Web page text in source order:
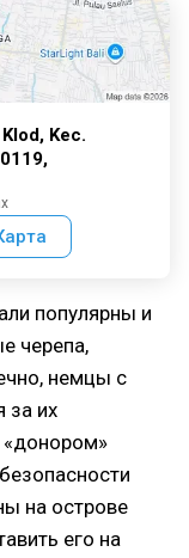
Kec.
популярны и
черепа,
немцы с
за их
«донором»
на острове
его на